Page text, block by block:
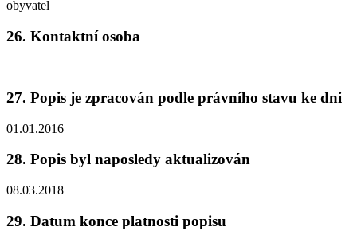
obyvatel
26. Kontaktní osoba
27. Popis je zpracován podle právního stavu ke dni
01.01.2016
28. Popis byl naposledy aktualizován
08.03.2018
29. Datum konce platnosti popisu